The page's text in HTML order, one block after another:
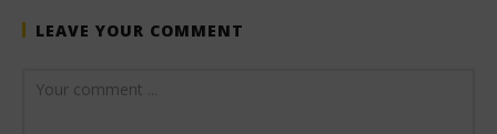
LEAVE YOUR COMMENT